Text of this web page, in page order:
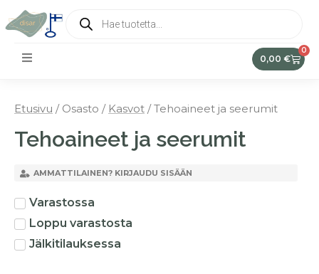
0,00 €
0
Etusivu / Osasto / Kasvot / Tehoaineet ja seerumit
Tehoaineet ja seerumit
AMMATTILAINEN? KIRJAUDU SISÄÄN
Varastossa
Loppu varastosta
Jälkitilauksessa